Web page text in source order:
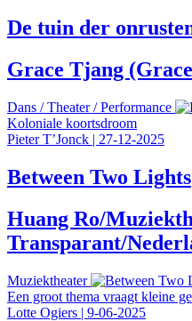
De tuin der
Grace Tjang
Dans /Theater /Performance
Koloniale koortsdroom
Pieter T’Jonck | 27-12-2025
Between Two Lights
Huang Ro/
Transparant/
Muziektheater
Een groot thema vraagt kleine
Lotte Ogiers | 9-06-2025